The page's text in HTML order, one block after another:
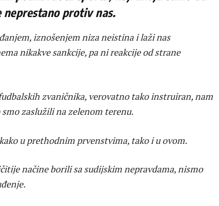
protiv nas.
iznošenjem niza neistina i laži nas
nikakve sankcije, pa ni reakcije od strane
zvaničnika, verovatno tako instruiran, nam
zaslužili na zelenom terenu.
u prethodnim prvenstvima, tako i u ovom.
načine borili sa sudijskim nepravdama, nismo